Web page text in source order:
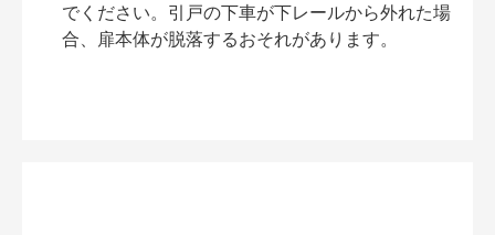
でください。引戸の下車が下レールから外れた場
合、扉本体が脱落するおそれがあります。